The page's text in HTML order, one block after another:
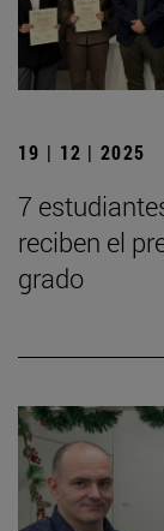
19 | 12 | 2025
7
reciben el
grado